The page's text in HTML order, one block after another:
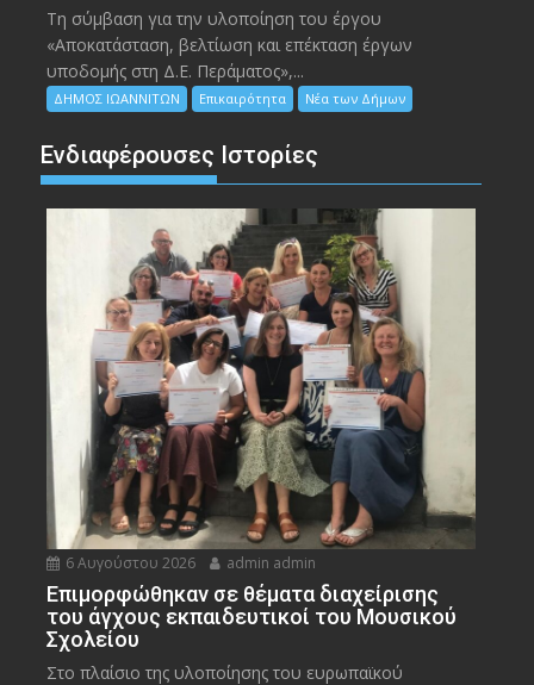
Τη σύμβαση για την υλοποίηση του έργου
«Αποκατάσταση, βελτίωση και επέκταση έργων
υποδομής στη Δ.Ε. Περάματος»,...
ΔΗΜΟΣ ΙΩΑΝΝΙΤΩΝ Επικαιρότητα Νέα των Δήμων
Ενδιαφέρουσες Ιστορίες
6 Αυγούστου 2026 admin admin
Eπιμορφώθηκαν σε θέματα διαχείρισης
του άγχους εκπαιδευτικοί του Μουσικού
Σχολείου
Στο πλαίσιο της υλοποίησης του ευρωπαϊκού